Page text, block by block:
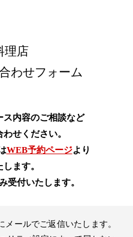
理店
わせフォーム
ス内容のご相談など
せください。
WEB予約ページより
ます。
受付いたします。
ールでご返信いたします。